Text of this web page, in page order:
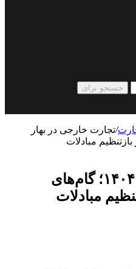
جستجو برای
/تجارت خارجی در بهار
تجارت خارجی در بهار ۱۴۰۴؛ گام‌های
مبادلات